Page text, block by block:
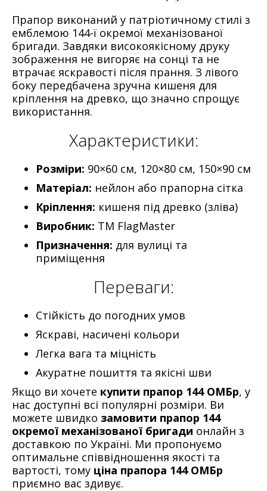
Прапор виконаний у патріотичному стилі з
емблемою 144-ї окремої механізованої
бригади. Завдяки високоякісному друку
зображення не вигоряє на сонці та не
втрачає яскравості після прання. З лівого
боку передбачена зручна кишеня для
кріплення на древко, що значно спрощує
використання.
Характеристики:
Розміри: 90×60 см, 120×80 см, 150×90 см
Матеріал: нейлон або прапорна сітка
Кріплення: кишеня під древко (зліва)
Виробник: ТМ FlagMaster
Призначення: для вулиці та
приміщення
Переваги:
Стійкість до погодних умов
Яскраві, насичені кольори
Легка вага та міцність
Акуратне пошиття та якісні шви
Якщо ви хочете купити прапор 144 ОМБр, у
нас доступні всі популярні розміри. Ви
можете швидко замовити прапор 144
окремої механізованої бригади онлайн з
доставкою по Україні. Ми пропонуємо
оптимальне співвідношення якості та
вартості, тому ціна прапора 144 ОМБр
приємно вас здивує.